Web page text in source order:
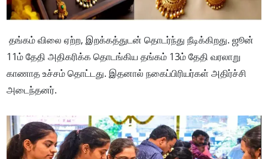
தங்கம் விலை ஏற்ற, இறக்கத்துடன் தொடர்ந்து நீடிக்கிறது. ஜூன்
11ம் தேதி அதிகரிக்க தொடங்கிய தங்கம் 13ம் தேதி வரலாறு
காணாத உச்சம் தொட்டது. இதனால் நகைப்பிரியர்கள் அதிர்ச்சி
அடைந்தனர்.